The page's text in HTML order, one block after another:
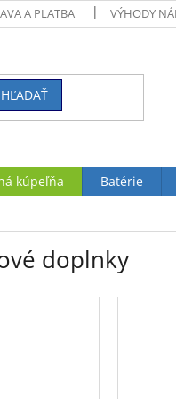
A PLATBA VÝHODY
HĽADAŤ
kúpeľňa Batérie
doplnky